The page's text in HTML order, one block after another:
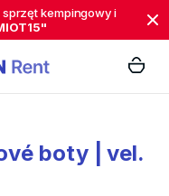
kempingowy i
boty
vel.